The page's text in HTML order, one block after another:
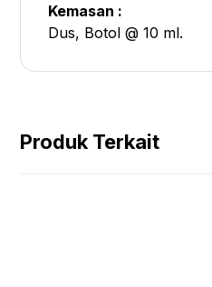
Kemasan :
Dus, Botol @ 10 ml.
Produk Terkait